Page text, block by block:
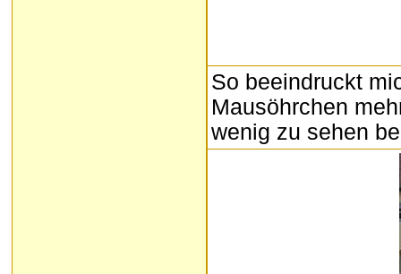
So beeindruckt
Mausöhrchen
wenig zu sehen